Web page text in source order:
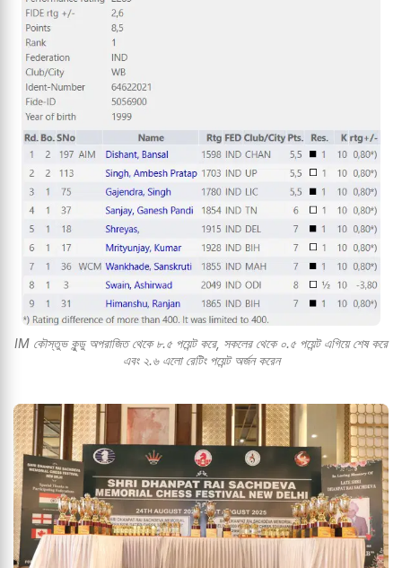
IM কৌস্তুভ কুন্ডু অপরাজিত থেকে ৮.৫ পয়েন্ট করে, সকলের থেকে ০.৫ পয়েন্ট এগিয়ে শেষ করে
এবং ২.৬ এলো রেটিং পয়েন্ট অর্জন করেন